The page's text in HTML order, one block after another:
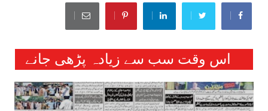
اس وقت سب سے زیادہ پڑھی جانے
والی خبریں :